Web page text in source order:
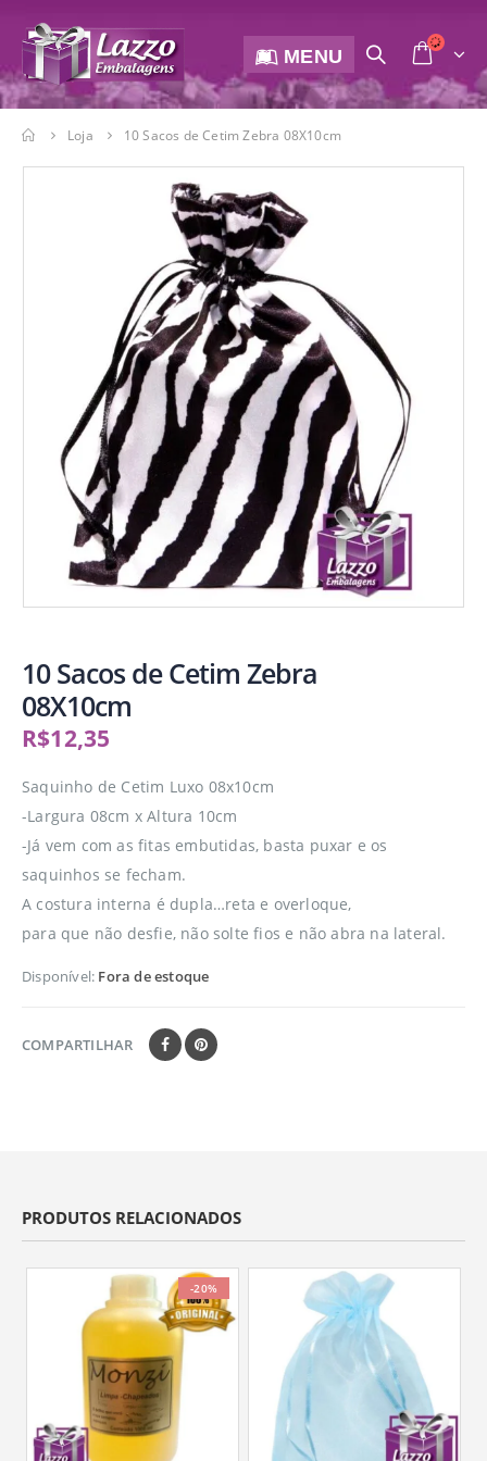
MENU
Loja 10 Sacos de Cetim Zebra 08X10cm
10 Sacos de Cetim Zebra
08X10cm
R$12,35
Saquinho de Cetim Luxo 08x10cm
-Largura 08cm x Altura 10cm
-Já vem com as fitas embutidas, basta puxar e os
saquinhos se fecham.
A costura interna é dupla…reta e overloque,
para que não desfie, não solte fios e não abra na lateral.
Disponível: Fora de estoque
COMPARTILHAR
PRODUTOS RELACIONADOS
-20%